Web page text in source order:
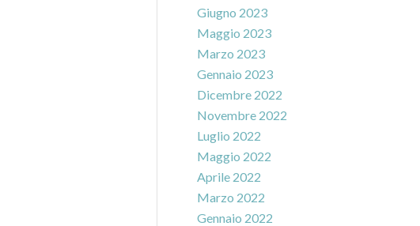
Giugno 2023
Maggio 2023
Marzo 2023
Gennaio 2023
Dicembre 2022
Novembre 2022
Luglio 2022
Maggio 2022
Aprile 2022
Marzo 2022
Gennaio 2022